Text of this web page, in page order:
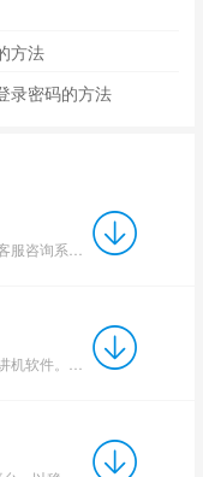
方法
录密码的方法